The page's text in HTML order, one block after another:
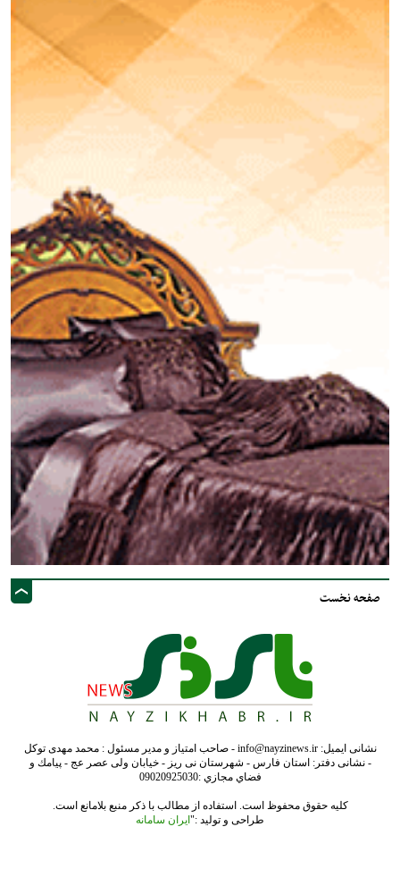
صفحه نخست
نشانی ایمیل: info@nayzinews.ir - صاحب امتیاز و مدیر مسئول : محمد مهدی توکل
- نشانی دفتر: استان فارس - شهرستان نی ریز - خیابان ولی عصر عج - پيامك و
فضاي مجازي :09020925030
کلیه حقوق محفوظ است. استفاده از مطالب با ذکر منبع بلامانع است.
طراحی و تولید :"ایران سامانه